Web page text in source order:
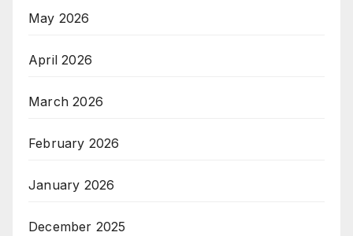
May 2026
April 2026
March 2026
February 2026
January 2026
December 2025